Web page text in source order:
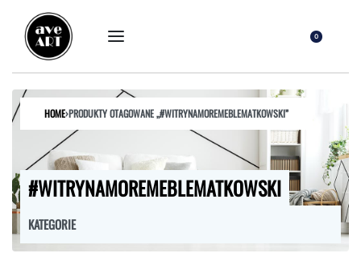
0
HOME›PRODUKTY OTAGOWANE „#WITRYNAMOREMEBLEMATKOWSKI”
#WITRYNAMOREMEBLEMATKOWSKI
KATEGORIE